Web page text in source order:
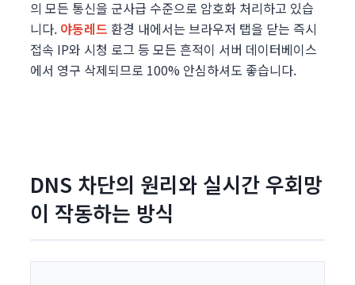
의 모든 통신을 군사급 수준으로 암호화 처리하고 있습
니다. 야동레드 환경 내에서는 브라우저 탭을 닫는 즉시
접속 IP와 시청 로그 등 모든 흔적이 서버 데이터베이스
에서 영구 삭제되므로 100% 안심하셔도 좋습니다.
DNS 차단의 원리와 실시간 우회망
이 작동하는 방식